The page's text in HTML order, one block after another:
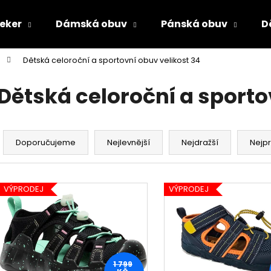
Dámská obuv Pánská obuv
Dětská celoroční a sportovní obuv velikost 34
celoroční a
Ř
o
Doporučujeme Nejlevnější Nejdražší
s
p
VÝPRODEJ
1 799
VÝPRODEJ
Co potřebujete najít?
Doporučujeme
PÁNSKÉ SANDÁLY KEEN NEWPORT BISON DÁMSKÉ